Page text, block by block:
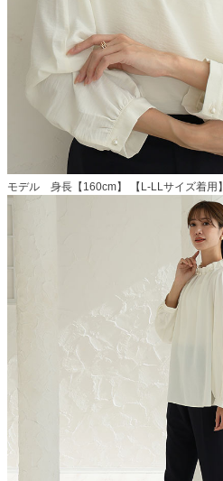
モデル 身長【160cm】 【L-LLサイズ着用】